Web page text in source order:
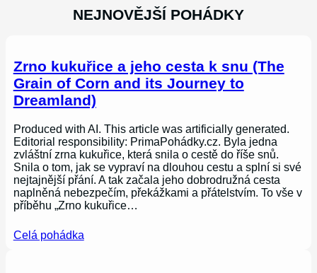
NEJNOVĚJŠÍ POHÁDKY
Zrno kukuřice a jeho cesta k snu (The
Grain of Corn and its Journey to
Dreamland)
Produced with AI. This article was artificially generated.
Editorial responsibility: PrimaPohádky.cz. Byla jedna
zvláštní zrna kukuřice, která snila o cestě do říše snů.
Snila o tom, jak se vypraví na dlouhou cestu a splní si své
nejtajnější přání. A tak začala jeho dobrodružná cesta
naplněná nebezpečím, překážkami a přátelstvím. To vše v
příběhu „Zrno kukuřice…
Celá pohádka